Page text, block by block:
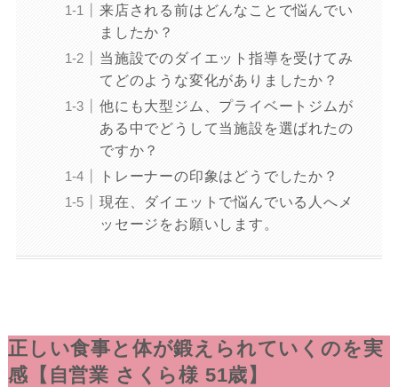
来店される前はどんなことで悩んでい
ましたか？
当施設でのダイエット指導を受けてみ
てどのような変化がありましたか？
他にも大型ジム、プライベートジムが
ある中でどうして当施設を選ばれたの
ですか？
トレーナーの印象はどうでしたか？
現在、ダイエットで悩んでいる人へメ
ッセージをお願いします。
正しい食事と体が鍛えられていくのを実
感 【自営業 さくら様 51歳】